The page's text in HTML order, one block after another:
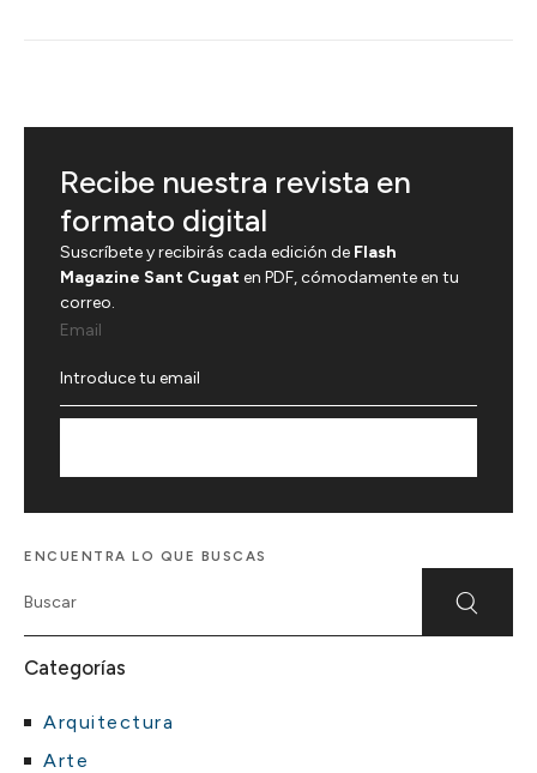
Recibe nuestra revista en
formato digital
Suscríbete y recibirás cada edición de Flash
Magazine Sant Cugaten PDF, cómodamente en tu
correo.
Email
ENCUENTRA LO QUE BUSCAS
Categorías
Arquitectura
Arte